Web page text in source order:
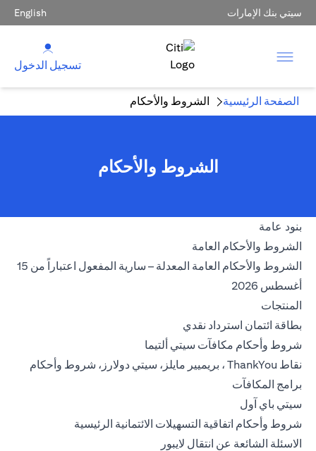
سيتي بنك الإمارات English
تسجيل الدخول
الصفحة الرئيسية الشروط والأحكام
الشروط والأحكام
بنود عامة
الشروط والأحكام العامة
الشروط والأحكام العامة المعدلة – سارية المفعول اعتباراً من 15
أغسطس 2026
المنتجات
بطاقة ائتمان استرداد نقدي
شروط وأحكام مكافآت سيتي ألتيما
نقاط ThankYou ، بريميير مايلز، سيتي دولارز، شروط وأحكام
برامج المكافآت
سيتي باي آول
شروط وأحكام اتفاقية التسهيلات الائتمانية الرئيسية
الاسئلة الشائعة عن انتقال لايبور